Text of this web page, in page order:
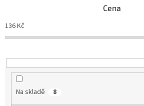
p
r
o
u
Cena
136Kč
Na skladě 8